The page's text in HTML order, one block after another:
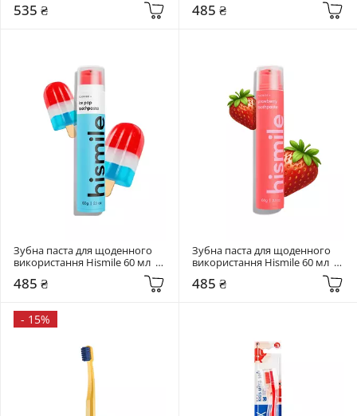
Toothpaste
535 ₴ 485 ₴
Зубна паста для щоденного
використання Hismile 60 мл
485 ₴
Зубна паста для щоденного
використання Hismile 60 мл
485 ₴
- 15%